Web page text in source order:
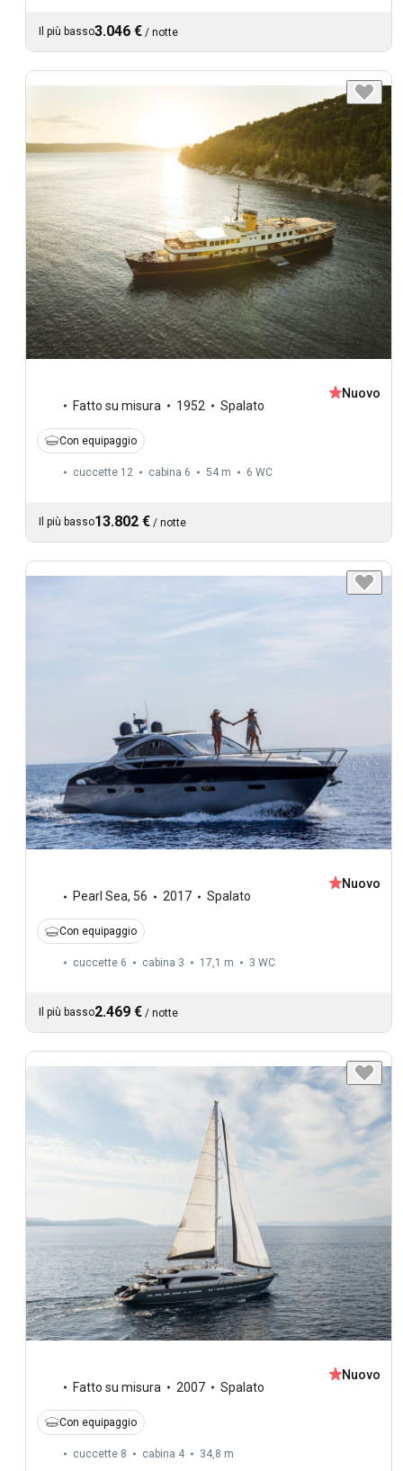
Il più basso3.046 € / notte
Fatto su misura 1952 Spalato
Nuovo
Con equipaggio
cuccette 12 cabina 6 54 m 6 WC
Il più basso13.802 € / notte
Pearl Sea, 56 2017 Spalato
Nuovo
Con equipaggio
cuccette 6 cabina 3 17,1 m 3 WC
Il più basso2.469 € / notte
Fatto su misura 2007 Spalato
Nuovo
Con equipaggio
cuccette 8 cabina 4 34,8 m